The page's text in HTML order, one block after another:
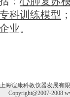
科训练模型
业。
海谊康科教仪器发展有限
Copyright@2007-2008